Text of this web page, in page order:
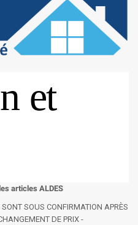
et
articles ALDES
SOUS CONFIRMATION APRÈS
DE PRIX -